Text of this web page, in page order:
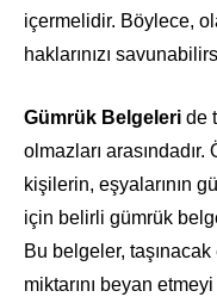
içermelidir. Böylece,
haklarınızı
Gümrük Belgeleri de
olmazları
kişilerin, eşyalarının
için belirli gümrük
Bu belgeler,
miktarını beyan